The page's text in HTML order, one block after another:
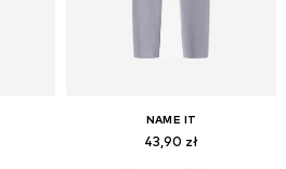
NAME IT
43,90 zł